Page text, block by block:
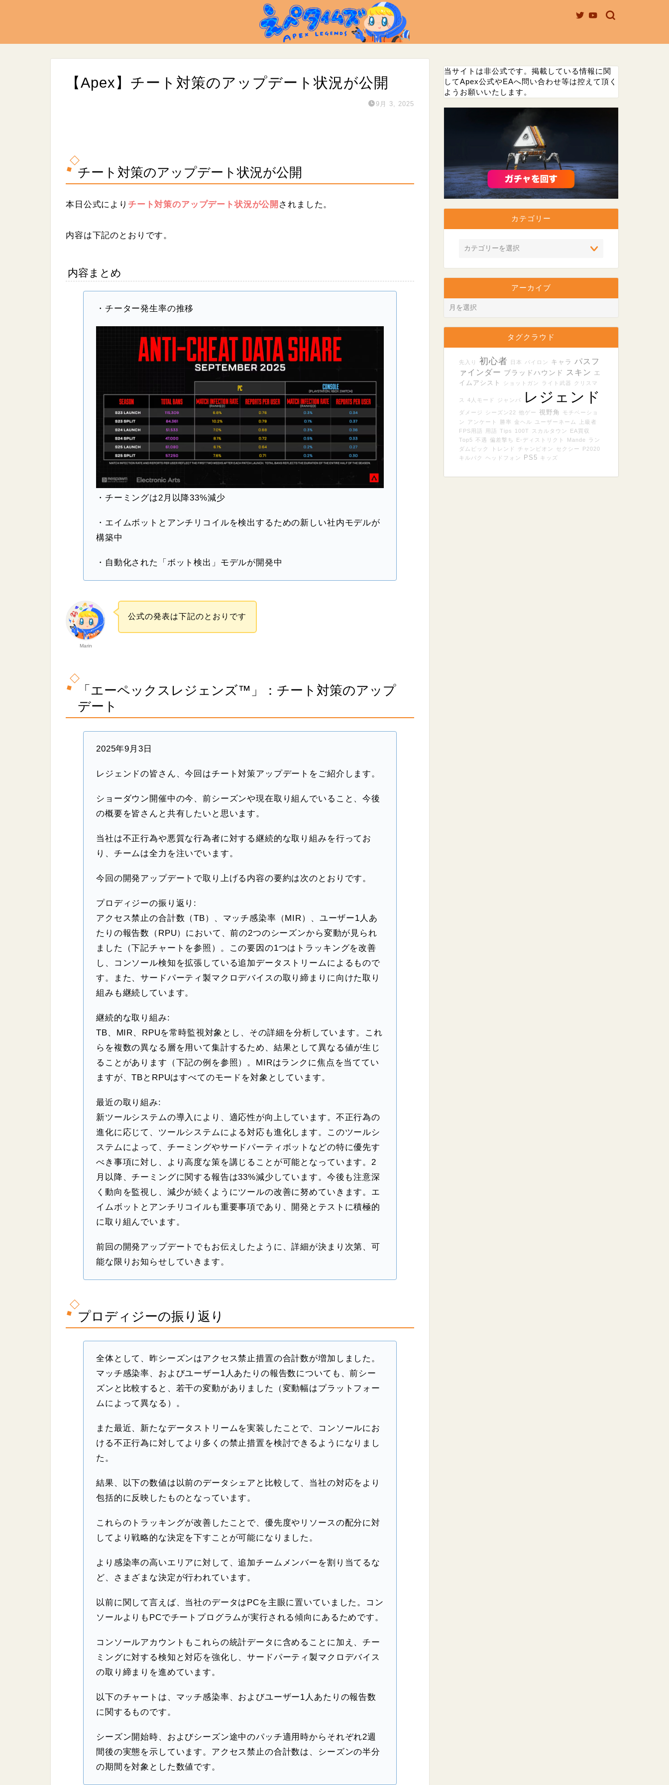
【Apex】チート対策のアップデート状況が公開
9月 3, 2025
m
u
t
d
e
9
.
チート対策のアップデート状況が公開
本日公式により チート対策のアップデート状況が公開 されました。
内容は下記のとおりです。
内容まとめ
・チーター発生率の推移
・チーミングは2月以降33%減少
・エイムボットとアンチリコイルを検出するための新しい社内モデルが
構築中
・自動化された「ボット検出」モデルが開発中
Marin
公式の発表は下記のとおりです
「エーペックスレジェンズ™」：チート対策のアップ
デート
2025年9月3日
レジェンドの皆さん、今回はチート対策アップデートをご紹介します。
ショーダウン開催中の今、前シーズンや現在取り組んでいること、今後
の概要を皆さんと共有したいと思います。
当社は不正行為や悪質な行為者に対する継続的な取り組みを行ってお
り、チームは全力を注いでいます。
今回の開発アップデートで取り上げる内容の要約は次のとおりです。
プロディジーの振り返り:
アクセス禁止の合計数（TB）、マッチ感染率（MIR）、ユーザー1人あ
たりの報告数（RPU）において、前の2つのシーズンから変動が見られ
ました（下記チャートを参照）。この要因の1つはトラッキングを改善
し、コンソール検知を拡張している追加データストリームによるもので
す。また、サードパーティ製マクロデバイスの取り締まりに向けた取り
組みも継続しています。
継続的な取り組み:
TB、MIR、RPUを常時監視対象とし、その詳細を分析しています。これ
らを複数の異なる層を用いて集計するため、結果として異なる値が生じ
ることがあります（下記の例を参照）。MIRはランクに焦点を当ててい
ますが、TBとRPUはすべてのモードを対象としています。
最近の取り組み:
新ツールシステムの導入により、適応性が向上しています。不正行為の
進化に応じて、ツールシステムによる対応も進化します。このツールシ
ステムによって、チーミングやサードパーティボットなどの特に優先す
べき事項に対し、より高度な策を講じることが可能となっています。2
月以降、チーミングに関する報告は33%減少しています。今後も注意深
く動向を監視し、減少が続くようにツールの改善に努めていきます。エ
イムボットとアンチリコイルも重要事項であり、開発とテストに積極的
に取り組んでいます。
前回の開発アップデートでもお伝えしたように、詳細が決まり次第、可
能な限りお知らせしていきます。
プロディジーの振り返り
全体として、昨シーズンはアクセス禁止措置の合計数が増加しました。
マッチ感染率、およびユーザー1人あたりの報告数についても、前シー
ズンと比較すると、若干の変動がありました（変動幅はプラットフォー
ムによって異なる）。
また最近、新たなデータストリームを実装したことで、コンソールにお
ける不正行為に対してより多くの禁止措置を検討できるようになりまし
た。
結果、以下の数値は以前のデータシェアと比較して、当社の対応をより
包括的に反映したものとなっています。
これらのトラッキングが改善したことで、優先度やリソースの配分に対
してより戦略的な決定を下すことが可能になりました。
より感染率の高いエリアに対して、追加チームメンバーを割り当てるな
ど、さまざまな決定が行われています。
以前に関して言えば、当社のデータはPCを主眼に置いていました。コン
ソールよりもPCでチートプログラムが実行される傾向にあるためです。
コンソールアカウントもこれらの統計データに含めることに加え、チー
ミングに対する検知と対応を強化し、サードパーティ製マクロデバイス
の取り締まりを進めています。
以下のチャートは、マッチ感染率、およびユーザー1人あたりの報告数
に関するものです。
シーズン開始時、およびシーズン途中のパッチ適用時からそれぞれ2週
間後の実態を示しています。アクセス禁止の合計数は、シーズンの半分
の期間を対象とした数値です。
当サイトは非公式です。掲載している情報に関
してApex公式やEAへ問い合わせ等は控えて頂く
ようお願いいたします。
カテゴリー
アーカイブ
タグクラウド
先入り 初心者 日本 パイロン キャラ パスフ
ァインダー ブラッドハウンド スキン エ
イムアシスト
ショットガン ライト武器 クリスマ
ス 4人モード ジャンパ レジェンド
ダメージ シーズン22 他ゲー 視野角
モチベーショ
ン
アンケート 勝率 金ヘル ユーザーネーム
上級者
FPS用語
用語 Tips 100T スカルタウン
EA買収
Top5 不遇 偏差撃ち E-ディストリクト Mande
ラン
ダムピック
トレンド チャンピオン セクシー
P2020
キルパク
ヘッドフォン PS5 キッズ